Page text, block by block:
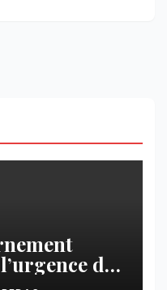
des
la cité